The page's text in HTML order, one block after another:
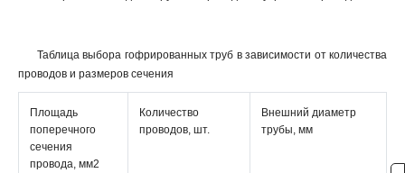
Таблица выбора гофрированных труб в зависимости от количества
проводов и размеров сечения
Площадь
поперечного
сечения
провода, мм2
Количество
проводов, шт.
Внешний диаметр
трубы, мм